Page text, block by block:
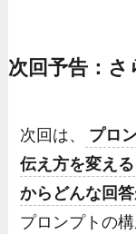
次回予告：
次回は、
プロ
伝え方を変える
からどんな回
プロンプトの